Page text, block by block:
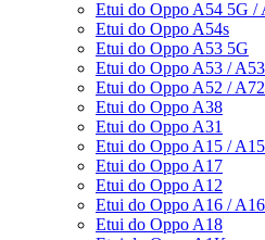
Etui do Oppo A54 5G /
Etui do Oppo A54s
Etui do Oppo A53 5G
Etui do Oppo A53 /
Etui do Oppo A52 /
Etui do Oppo A38
Etui do Oppo A31
Etui do Oppo A15 /
Etui do Oppo A17
Etui do Oppo A12
Etui do Oppo A16 /
Etui do Oppo A18